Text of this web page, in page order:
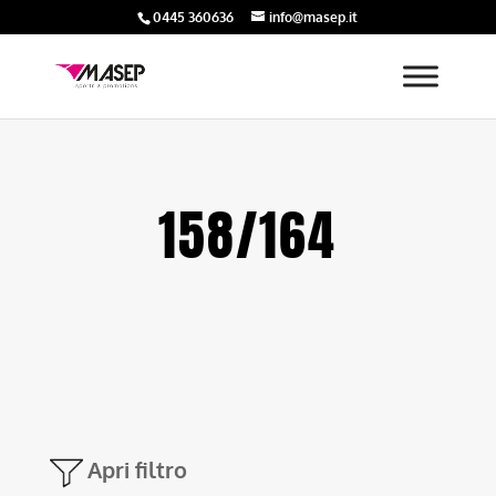
0445 360636 info@masep.it
158/164
Apri filtro